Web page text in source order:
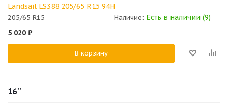
Landsail LS388 205/65 R15 94H
205/65 R15 Наличие: Есть в наличии (9)
5 020 ₽
В корзину
16''